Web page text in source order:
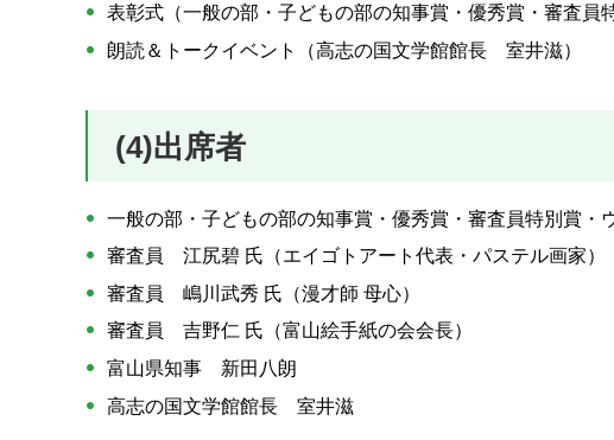
表彰式（一般の部・子どもの部の知事賞・優秀賞・審査員
朗読＆トークイベント（高志の国文学館館長 室井滋）
(4)出席者
一般の部・子どもの部の知事賞・優秀賞・審査員特別賞・
審査員 江尻碧 氏（エイゴトアート代表・パステル画家）
審査員 嶋川武秀 氏（漫才師 母心）
審査員 吉野仁 氏（富山絵手紙の会会長）
富山県知事 新田八朗
高志の国文学館館長 室井滋